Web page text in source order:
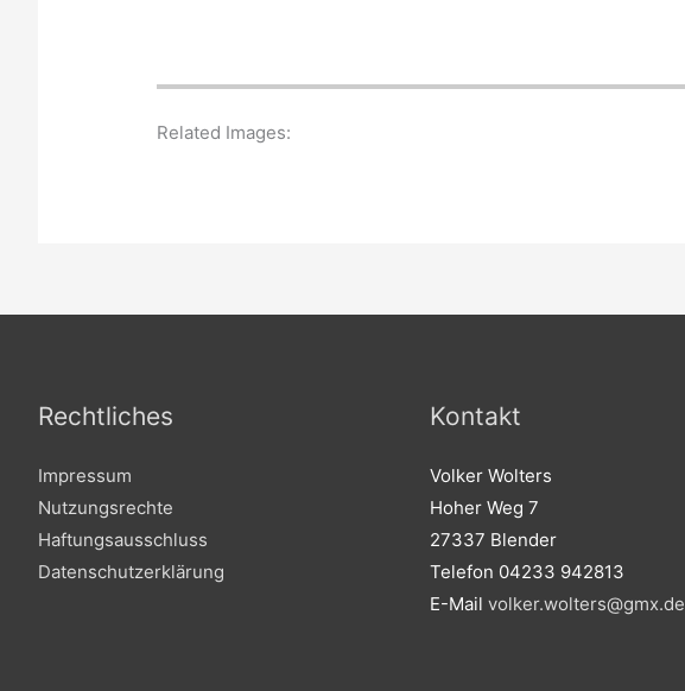
Related Images:
Rechtliches
Impressum
Nutzungsrechte
Haftungsausschluss
Datenschutzerklärung
Kontakt
Volker Wolters
Hoher Weg 7
27337 Blender
Telefon 04233 942813
E-Mail volker.wolters@gmx.de